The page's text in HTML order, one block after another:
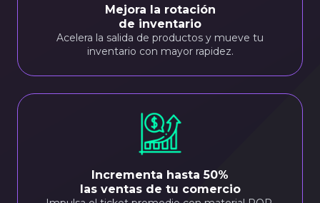
Mejora la rotación
de inventario
Acelera la salida de productos y mueve tu
inventario con mayor rapidez.
Incrementa hasta 50%
las ventas de tu comercio